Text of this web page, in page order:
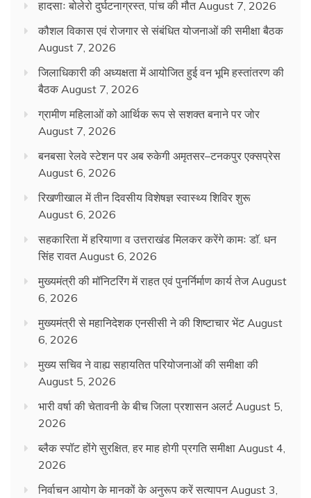
हादसाः बोलेरो दुर्घटनाग्रस्त, पांच की मौत August 7, 2026
कौशल विकास एवं रोजगार से संबंधित योजनाओं की समीक्षा बैठक
August 7, 2026
जिलाधिकारी की अध्यक्षता में आयोजित हुई वन भूमि हस्तांतरण की
बैठक August 7, 2026
ग्रामीण महिलाओं को आर्थिक रूप से सशक्त बनाने पर जोर
August 7, 2026
बनबसा रेलवे स्टेशन पर अब रुकेगी अमृतसर–टनकपुर एक्सप्रेस
August 6, 2026
रिखणीखाल में तीन दिवसीय विशेषज्ञ स्वास्थ्य शिविर शुरू
August 6, 2026
सहकारिता में हरियाणा व उत्तराखंड मिलकर करेंगे कामः डाॅ. धन
सिंह रावत August 6, 2026
मुख्यमंत्री की मॉनिटरिंग में राहत एवं पुनर्निर्माण कार्य तेज August
6, 2026
मुख्यमंत्री से महानिदेशक एनसीसी ने की शिष्टाचार भेंट August
6, 2026
मुख्य सचिव ने वाह्य सहायतित परियोजनाओं की समीक्षा की
August 5, 2026
भारी वर्षा की चेतावनी के बीच जिला प्रशासन अलर्ट August 5,
2026
ब्लैक स्पॉट होंगे सुरक्षित, हर माह होगी प्रगति समीक्षा August 4,
2026
निर्वाचन आयोग के मानकों के अनुरूप करें सत्यापन August 3,